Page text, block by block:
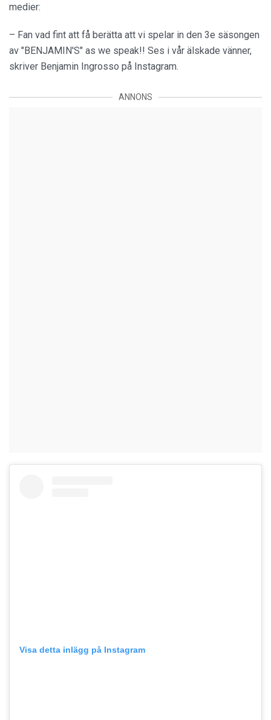
medier:
– Fan vad fint att få berätta att vi spelar in den 3e säsongen
av "BENJAMIN'S" as we speak!! Ses i vår älskade vänner,
skriver Benjamin Ingrosso på Instagram.
ANNONS
Visa detta inlägg på Instagram